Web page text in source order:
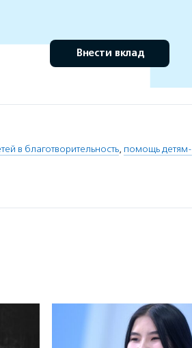
Внести вклад
в благотворительность, помощь детям-